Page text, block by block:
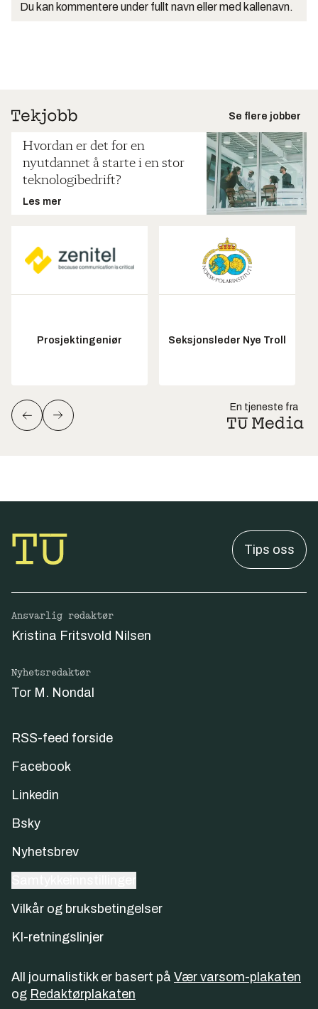
Du kan kommentere under fullt navn eller med kallenavn.
Se flere jobber
Hvordan er det for en
nyutdannet å starte i en stor
teknologibedrift?
Les mer
Prosjektingeniør Seksjonsleder Nye Troll
En tjeneste fra
Tips oss
Ansvarlig redaktør
Kristina Fritsvold Nilsen
Nyhetsredaktør
Tor M. Nondal
RSS-feed forside
Facebook
Linkedin
Bsky
Nyhetsbrev
Vilkår og bruksbetingelser
KI-retningslinjer
All journalistikk er basert på Vær varsom-plakaten
og Redaktørplakaten